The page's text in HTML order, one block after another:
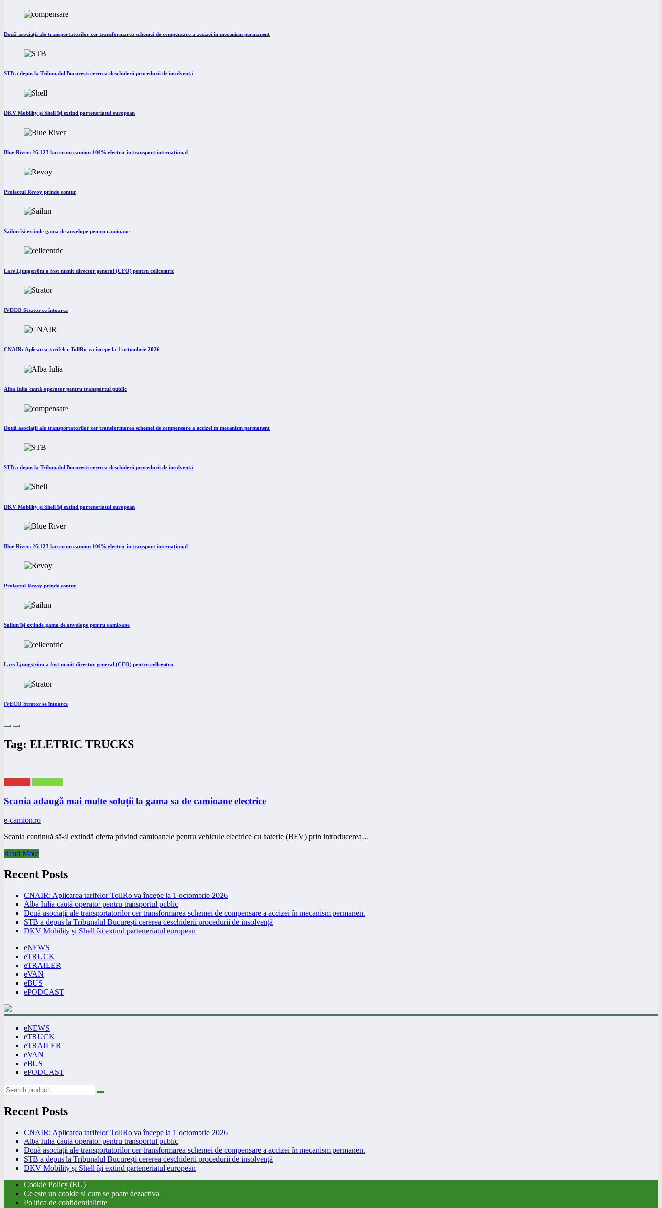
Două asociații ale transportatorilor cer transformarea schemei de compensare a accizei în mecanism permanent
STB a depus la Tribunalul București cererea deschiderii procedurii de insolvență
DKV Mobility și Shell își extind parteneriatul european
Blue River: 26.123 km cu un camion 100% electric în transport internațional
Proiectul Revoy prinde contur
Sailun își extinde gama de anvelope pentru camioane
Lars Ljungström a fost numit director general (CFO) pentru cellcentric
IVECO Strator se întoarce
CNAIR: Aplicarea tarifelor TollRo va începe la 1 octombrie 2026
Alba Iulia caută operator pentru transportul public
Două asociații ale transportatorilor cer transformarea schemei de compensare a accizei în mecanism permanent
STB a depus la Tribunalul București cererea deschiderii procedurii de insolvență
DKV Mobility și Shell își extind parteneriatul european
Blue River: 26.123 km cu un camion 100% electric în transport internațional
Proiectul Revoy prinde contur
Sailun își extinde gama de anvelope pentru camioane
Lars Ljungström a fost numit director general (CFO) pentru cellcentric
IVECO Strator se întoarce
Tag: ELETRIC TRUCKS
Scania adaugă mai multe soluții la gama sa de camioane electrice
e-camion.ro
Scania continuă să-și extindă oferta privind camioanele pentru vehicule electrice cu baterie (BEV) prin introducerea…
Read More
Recent Posts
CNAIR: Aplicarea tarifelor TollRo va începe la 1 octombrie 2026
Alba Iulia caută operator pentru transportul public
Două asociații ale transportatorilor cer transformarea schemei de compensare a accizei în mecanism permanent
STB a depus la Tribunalul București cererea deschiderii procedurii de insolvență
DKV Mobility și Shell își extind parteneriatul european
eNEWS
eTRUCK
eTRAILER
eVAN
eBUS
ePODCAST
eNEWS
eTRUCK
eTRAILER
eVAN
eBUS
ePODCAST
Recent Posts
CNAIR: Aplicarea tarifelor TollRo va începe la 1 octombrie 2026
Alba Iulia caută operator pentru transportul public
Două asociații ale transportatorilor cer transformarea schemei de compensare a accizei în mecanism permanent
STB a depus la Tribunalul București cererea deschiderii procedurii de insolvență
DKV Mobility și Shell își extind parteneriatul european
Cookie Policy (EU)
Ce este un cookie si cum se poate dezactiva
Politica de confidentialitate